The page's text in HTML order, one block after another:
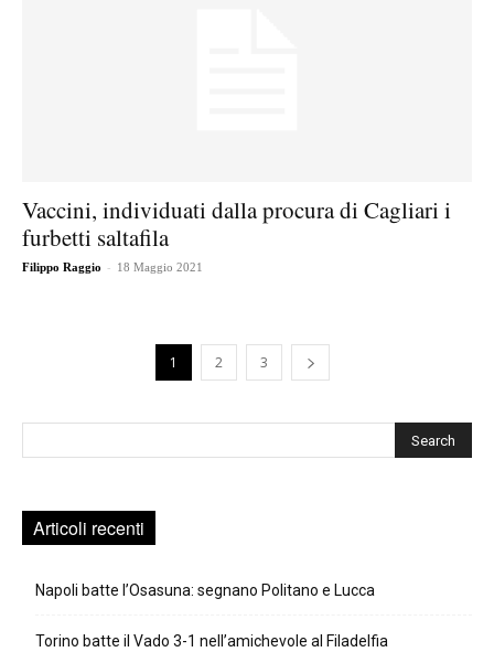
Vaccini, individuati dalla procura di Cagliari i
furbetti saltafila
Filippo Raggio - 18 Maggio 2021
1 2 3
Articoli recenti
Napoli batte l’Osasuna: segnano Politano e Lucca
Torino batte il Vado 3-1 nell’amichevole al Filadelfia